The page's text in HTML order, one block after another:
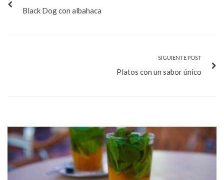
Black Dog con albahaca
SIGUIENTE POST
Platos con un sabor único